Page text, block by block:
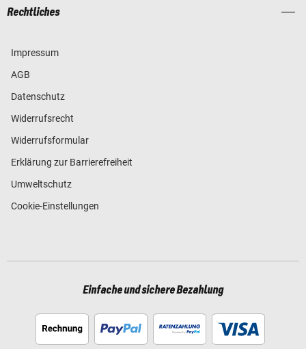
Rechtliches
Impressum
AGB
Datenschutz
Widerrufsrecht
Widerrufsformular
Erklärung zur Barrierefreiheit
Umweltschutz
Cookie-Einstellungen
Einfache und sichere Bezahlung